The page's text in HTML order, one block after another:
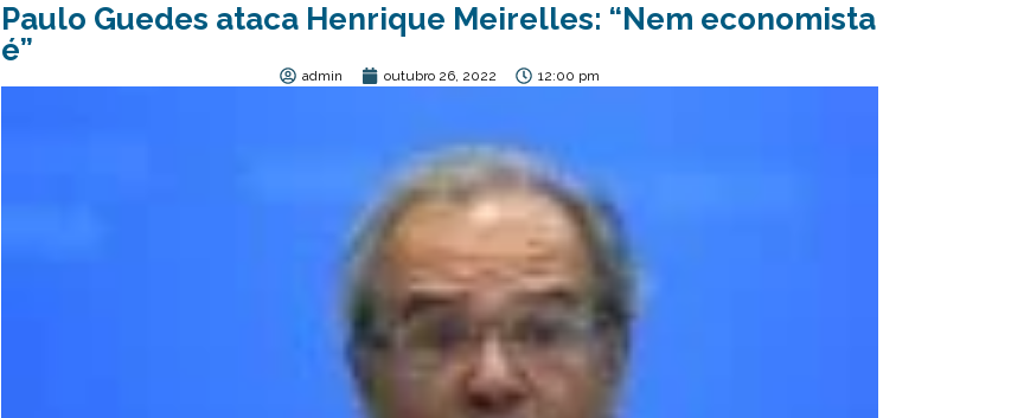
Paulo Guedes ataca Henrique Meirelles: “Nem economista
é”
admin outubro 26, 2022 12:00 pm